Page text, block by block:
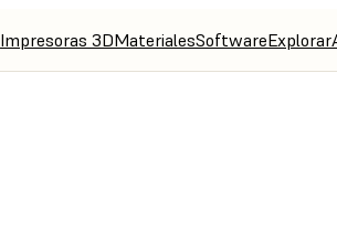
Impresoras 3DMaterialesSoftwareExplorar